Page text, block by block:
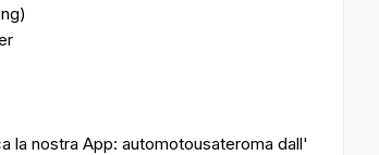
la nostra App: automotousateroma dall'